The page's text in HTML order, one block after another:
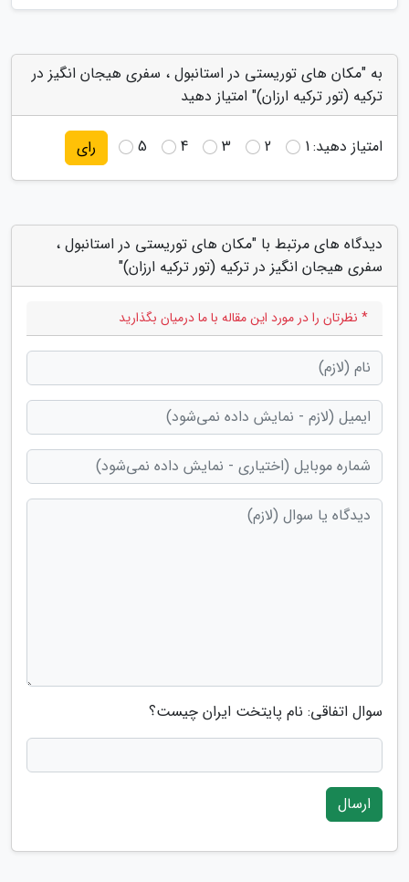
به "مکان های توریستی در استانبول ، سفری هیجان انگیز در
ترکیه (تور ترکیه ارزان)" امتیاز دهید
امتیاز دهید:1
2
3
4
5 رای
دیدگاه های مرتبط با "مکان های توریستی در استانبول ،
سفری هیجان انگیز در ترکیه (تور ترکیه ارزان)"
* نظرتان را در مورد این مقاله با ما درمیان بگذارید
سوال اتفاقی: نام پایتخت ایران چیست؟
ارسال